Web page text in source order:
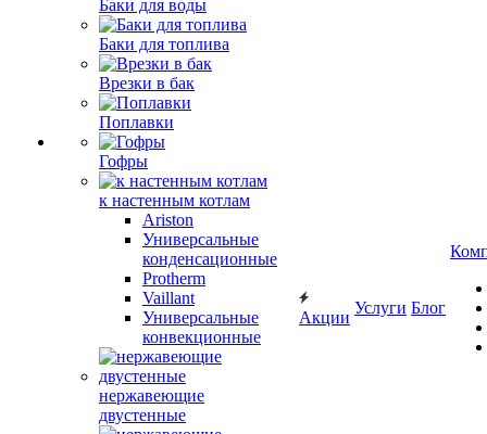
Баки для воды
Баки для топлива
Врезки в бак
Поплавки
Гофры
к настенным котлам
Ariston
Универсальные
конденсационные
Protherm
Vaillant
Универсальные
конвекционные
нержавеющие
двустенные
Акции
Услуги Блог